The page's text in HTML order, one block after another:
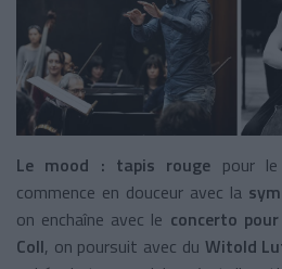
Le mood : tapis rouge pour le
commence en douceur avec la
on enchaîne avec le concerto
Coll, on poursuit avec du Witold